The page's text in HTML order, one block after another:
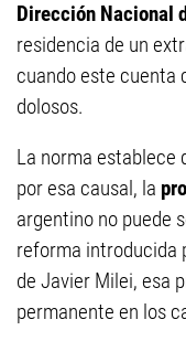
Dirección Nacional
residencia de un
cuando este cuenta
dolosos.
La norma establece
por esa causal, la
argentino no puede
reforma introducida
de Javier Milei, esa
permanente en los